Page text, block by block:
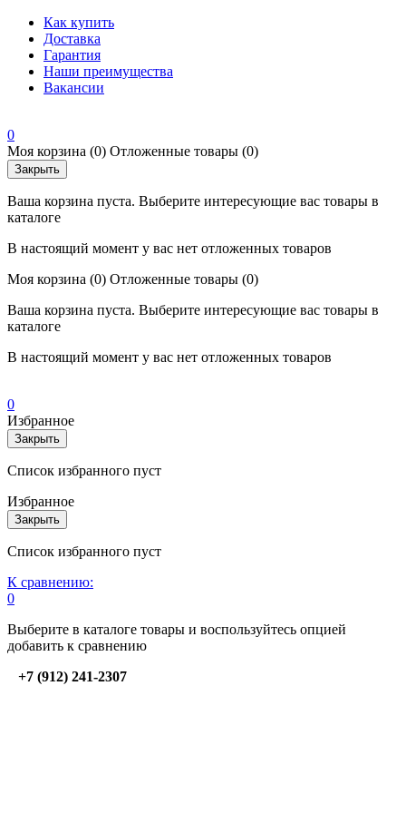
Как купить
Доставка
Гарантия
Наши преимущества
Вакансии
0
Моя корзина (0) Отложенные товары (0)
Закрыть
Ваша корзина пуста. Выберите интересующие вас товары в
каталоге
В настоящий момент у вас нет отложенных товаров
Моя корзина (0) Отложенные товары (0)
Ваша корзина пуста. Выберите интересующие вас товары в
каталоге
В настоящий момент у вас нет отложенных товаров
0
Избранное
Закрыть
Список избранного пуст
Избранное
Закрыть
Список избранного пуст
К сравнению:
0
Выберите в каталоге товары и воспользуйтесь опцией
добавить к сравнению
+7 (912) 241-2307